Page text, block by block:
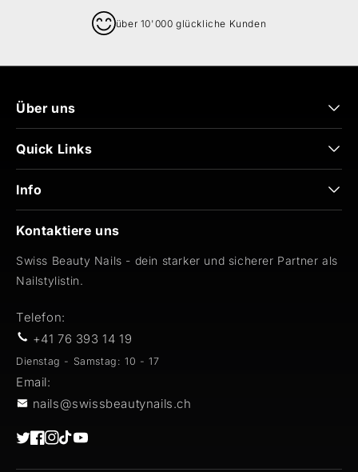
über 10'000 glückliche Kunden
Über uns
Quick Links
Info
Kontaktiere uns
Swiss Beauty Nails - dein starker und sicherer Partner als
Nailstylistin.
Telefon:
+41 76 393 14 19
Dienstag - Samstag: 10 - 17
Email:
nails@swissbeautynails.ch
Twitter
Facebook
Instagram
TikTokYouTube